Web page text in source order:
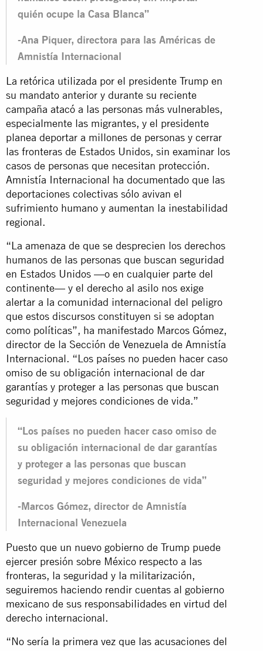
quién ocupe la Casa Blanca”
-Ana Piquer, directora para las Américas de
Amnistía Internacional
La retórica utilizada por el presidente Trump en
su mandato anterior y durante su reciente
campaña atacó a las personas más vulnerables,
especialmente las migrantes, y el presidente
planea deportar a millones de personas y cerrar
las fronteras de Estados Unidos, sin examinar los
casos de personas que necesitan protección.
Amnistía Internacional ha documentado que las
deportaciones colectivas sólo avivan el
sufrimiento humano y aumentan la inestabilidad
regional.
“La amenaza de que se desprecien los derechos
humanos de las personas que buscan seguridad
en Estados Unidos —o en cualquier parte del
continente— y el derecho al asilo nos exige
alertar a la comunidad internacional del peligro
que estos discursos constituyen si se adoptan
como políticas”, ha manifestado Marcos Gómez,
director de la Sección de Venezuela de Amnistía
Internacional. “Los países no pueden hacer caso
omiso de su obligación internacional de dar
garantías y proteger a las personas que buscan
seguridad y mejores condiciones de vida.”
“Los países no pueden hacer caso omiso de
su obligación internacional de dar garantías
y proteger a las personas que buscan
seguridad y mejores condiciones de vida”
-Marcos Gómez, director de Amnistía
Internacional Venezuela
Puesto que un nuevo gobierno de Trump puede
ejercer presión sobre México respecto a las
fronteras, la seguridad y la militarización,
seguiremos haciendo rendir cuentas al gobierno
mexicano de sus responsabilidades en virtud del
derecho internacional.
“No sería la primera vez que las acusaciones del